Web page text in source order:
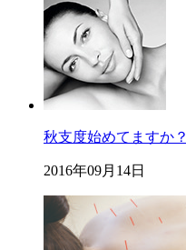
秋支度始めてますか？
2016年09月14日